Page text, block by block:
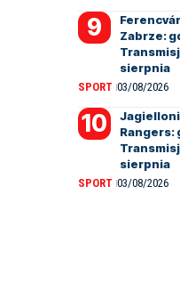
Zabrze:
sierpnia
SPORT 03/08/2026
Rangers:
sierpnia
SPORT 03/08/2026